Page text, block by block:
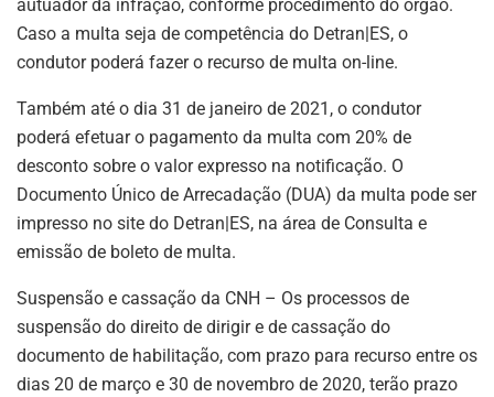
autuador da infração, conforme procedimento do órgão.
Caso a multa seja de competência do Detran|ES, o
condutor poderá fazer o recurso de multa on-line.
Também até o dia 31 de janeiro de 2021, o condutor
poderá efetuar o pagamento da multa com 20% de
desconto sobre o valor expresso na notificação. O
Documento Único de Arrecadação (DUA) da multa pode ser
impresso no site do Detran|ES, na área de Consulta e
emissão de boleto de multa.
Suspensão e cassação da CNH – Os processos de
suspensão do direito de dirigir e de cassação do
documento de habilitação, com prazo para recurso entre os
dias 20 de março e 30 de novembro de 2020, terão prazo